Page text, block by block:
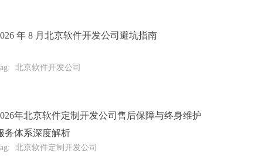
年 8 月北京软件开发公司避坑指南
北京软件开发公司
年北京软件定制开发公司售后保障与终身维护
务体系深度解析
北京软件定制开发公司